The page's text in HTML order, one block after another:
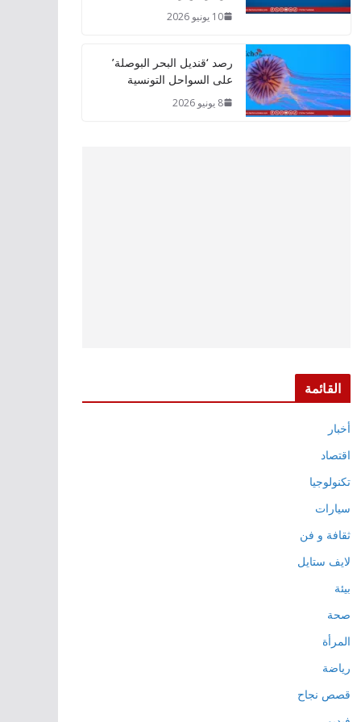
10 يونيو 2026
رصد ‘قنديل البحر البوصلة’
على السواحل التونسية
8 يونيو 2026
القائمة
أخبار
اقتصاد
تكنولوجيا
سيارات
ثقافة و فن
لايف ستايل
بيئة
صحة
المرأة
رياضة
قصص نجاح